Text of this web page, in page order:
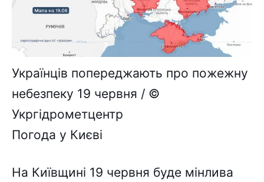
Українців попереджають про пожежну
небезпеку 19 червня / ©
Укргідрометцентр
Погода у Києві
На Київщині 19 червня буде мінлива